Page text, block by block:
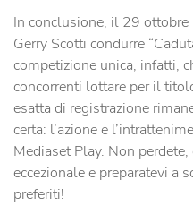
In conclusione, il 29
Gerry Scotti condurre
competizione unica, infatti,
concorrenti lottare per il
esatta di registrazione
certa: l’azione e
Mediaset Play. Non
eccezionale e preparatevi a
preferiti!